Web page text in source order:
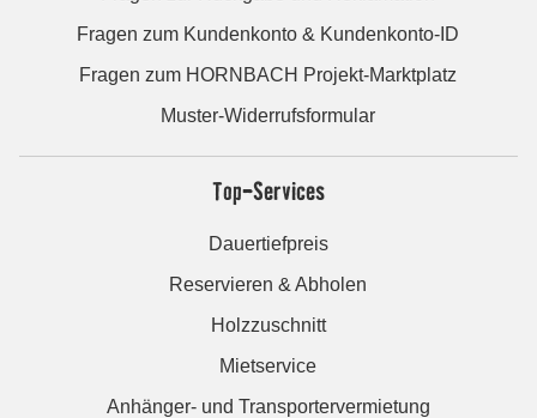
Fragen zum Kundenkonto & Kundenkonto-ID
Fragen zum HORNBACH Projekt-Marktplatz
Muster-Widerrufsformular
Top-Services
Dauertiefpreis
Reservieren & Abholen
Holzzuschnitt
Mietservice
Anhänger- und Transportervermietung